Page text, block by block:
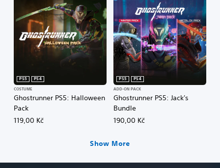
Ghostrunner PS5: Halloween
Pack
PS5
PS4
COSTUME
119,00 Kč
Ghostrunner PS5: Jack's
Bundle
PS5
PS4
ADD-ON PACK
190,00 Kč
Show More